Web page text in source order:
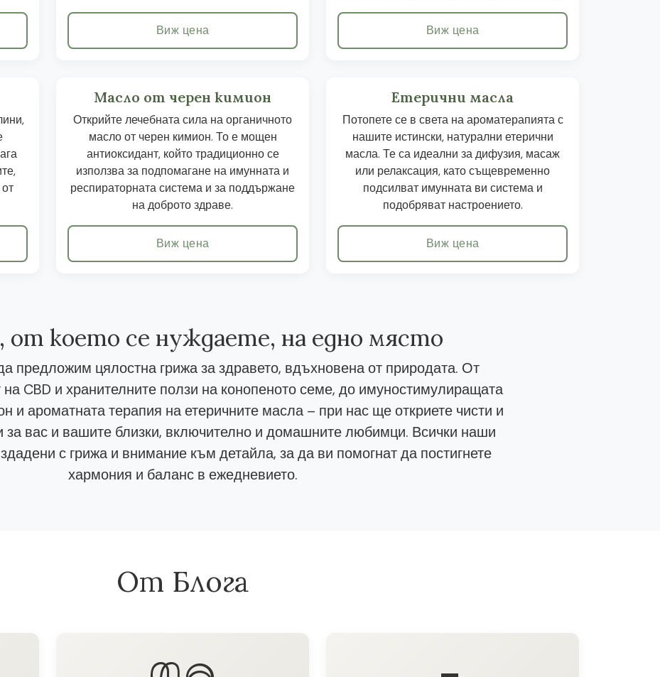
Виж цена Виж цена
Масло от черен кимион
Открийте лечебната сила на органичното
масло от черен кимион. То е мощен
антиоксидант, който традиционно се
използва за подпомагане на имунната и
респираторната система и за поддържане
на доброто здраве.
Виж цена
Етерични масла
Потопете се в света на ароматерапията с
нашите истински, натурални етерични
масла. Те са идеални за дифузия, масаж
или релаксация, като същевременно
подсилват имунната ви система и
подобряват настроението.
Виж цена
от което се нуждаете, на едно място
предложим цялостна грижа за здравето, вдъхновена от природата. От
CBD и хранителните ползи на конопеното семе, до имуностимулиращата
и ароматната терапия на етеричните масла – при нас ще откриете чисти и
за вас и вашите близки, включително и домашните любимци. Всички наши
с грижа и внимание към детайла, за да ви помогнат да постигнете
хармония и баланс в ежедневието.
От Блога